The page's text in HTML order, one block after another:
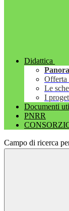
Didattica
Offerta
Le
I
Documenti
PNRR
Campo di ricerca